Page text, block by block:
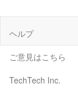
ヘルプ
ご意見はこちら
TechTech Inc.